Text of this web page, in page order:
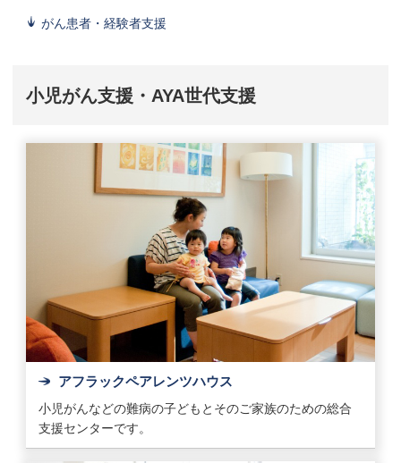
がん患者・経験者支援
小児がん支援・AYA世代支援
アフラックペアレンツハウス
小児がんなどの難病の子どもとそのご家族のための総合
支援センターです。